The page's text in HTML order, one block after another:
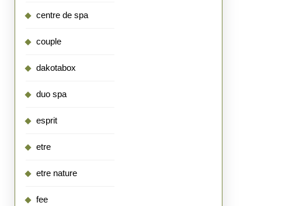
centre de spa
couple
dakotabox
duo spa
esprit
etre
etre nature
fee